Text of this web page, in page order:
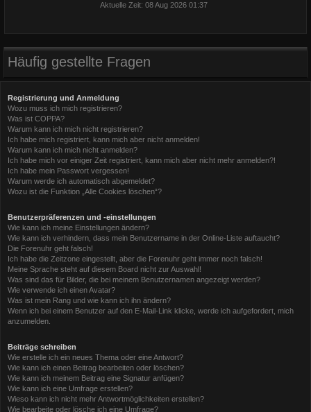
e
Aktuelle Zeit: 08 Aug 2026 01:37
Häufig gestellte Fragen
Registrierung und Anmeldung
Wozu muss ich mich registrieren?
Was ist COPPA?
Warum kann ich mich nicht registrieren?
Ich habe mich registriert, kann mich aber nicht anmelden!
Warum kann ich mich nicht anmelden?
Ich habe mich vor einiger Zeit registriert, kann mich aber nicht mehr anmelden?!
Ich habe mein Passwort vergessen!
Warum werde ich automatisch abgemeldet?
Wozu ist die Funktion „Alle Cookies löschen“?
Benutzerpräferenzen und -einstellungen
Wie kann ich meine Einstellungen ändern?
Wie kann ich verhindern, dass mein Benutzername in der Online-Liste auftaucht?
Die Forenuhr geht falsch!
Ich habe die Zeitzone eingestellt, aber die Forenuhr geht immer noch falsch!
Meine Sprache steht auf diesem Board nicht zur Auswahl!
Was sind das für Bilder, die bei meinem Benutzernamen angezeigt werden?
Wie verwende ich einen Avatar?
Was ist mein Rang und wie kann ich ihn ändern?
Wenn ich bei einem Benutzer auf den E-Mail-Link klicke, werde ich aufgefordert, mich
anzumelden.
Beiträge schreiben
Wie erstelle ich ein neues Thema oder eine Antwort?
Wie kann ich einen Beitrag bearbeiten oder löschen?
Wie kann ich meinem Beitrag eine Signatur anfügen?
Wie kann ich eine Umfrage erstellen?
Wieso kann ich nicht mehr Antwortmöglichkeiten erstellen?
Wie bearbeite oder lösche ich eine Umfrage?